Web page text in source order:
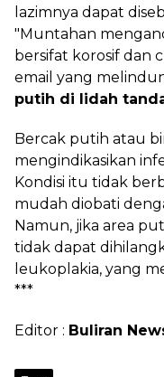
lazimnya dapat
"Muntahan
bersifat korosif dan
email yang
putih di lidah
Bercak putih atau
mengindikasikan
Kondisi itu tidak
mudah diobati
Namun, jika area
tidak dapat
leukoplakia, yang
***
Editor : Buliran